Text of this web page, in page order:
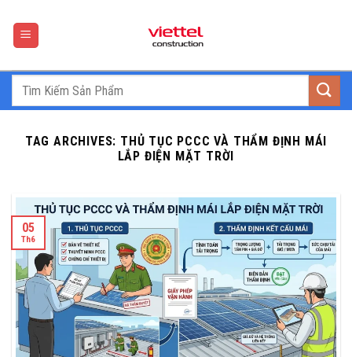
content
TAG ARCHIVES: THỦ TỤC PCCC VÀ THẨM ĐỊNH MÁI
LẮP ĐIỆN MẶT TRỜI
05
Th6